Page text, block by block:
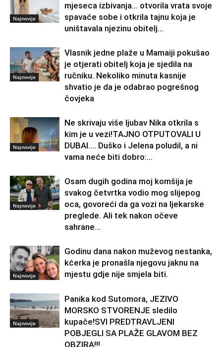
Najnovije
mjeseca izbivanja… otvorila vrata svoje
spavaće sobe i otkrila tajnu koja je
uništavala njezinu obitelj…
Najnovije
Vlasnik jedne plaže u Mamaiji pokušao
je otjerati obitelj koja je sjedila na
ručniku. Nekoliko minuta kasnije
shvatio je da je odabrao pogrešnog
čovjeka
Najnovije
Ne skrivaju više ljubav Nika otkrila s
kim je u vezi!TAJNO OTPUTOVALI U
DUBAI…. Duško i Jelena poludil, a ni
vama neće biti dobro:...
Najnovije
Osam dugih godina moj komšija je
svakog četvrtka vodio mog slijepog
oca, govoreći da ga vozi na ljekarske
preglede. Ali tek nakon očeve
sahrane...
Najnovije
Godinu dana nakon muževog nestanka,
kćerka je pronašla njegovu jaknu na
mjestu gdje nije smjela biti.
Najnovije
Panika kod Sutomora, JEZIVO
MORSKO STVORENJE sledilo
kupače!SVI PREDTRAVLJENI
POBJEGLI SA PLAŽE GLAVOM BEZ
OBZIRA!!!